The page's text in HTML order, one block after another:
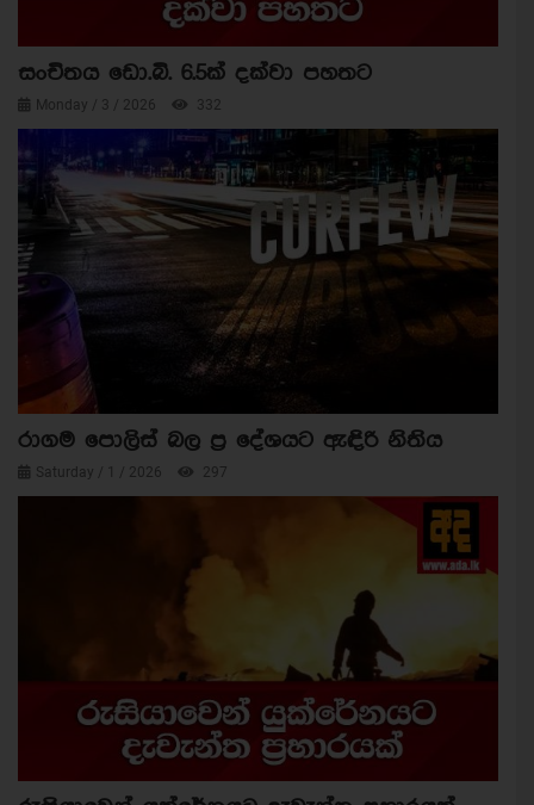
සංචිතය ඩො.බි. 6.5ක් දක්වා පහතට
Monday / 3 / 2026 332
රාගම පොලිස් බල ප්‍ර දේශයට ඇඳිරි නිතිය
Saturday / 1 / 2026 297